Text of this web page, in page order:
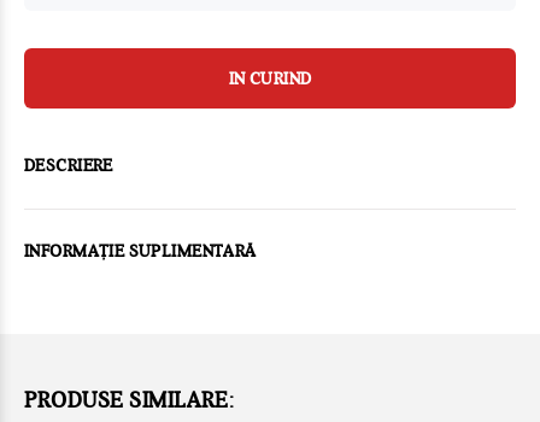
IN CURIND
DESCRIERE
INFORMAȚIE SUPLIMENTARĂ
PRODUSE SIMILARE: